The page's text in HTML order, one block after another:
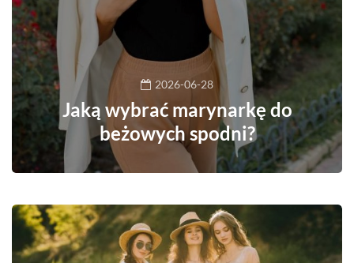
2026-06-28
Jaką wybrać marynarkę do
beżowych spodni?